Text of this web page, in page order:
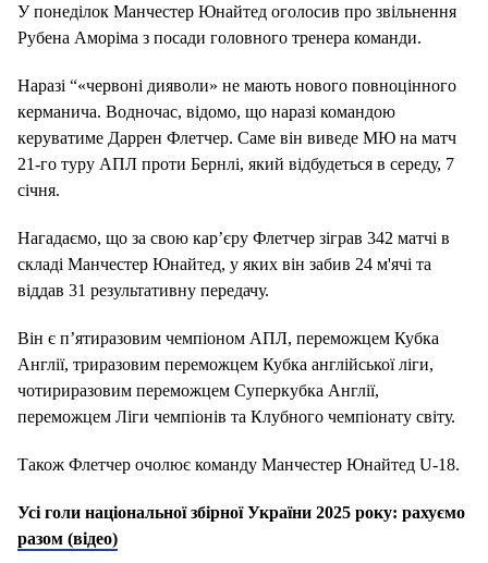
У понеділок Манчестер Юнайтед оголосив про звільнення
Рубена Аморіма з посади головного тренера команди.
Наразі “«червоні дияволи» не мають нового повноцінного
керманича. Водночас, відомо, що наразі командою
керуватиме Даррен Флетчер. Саме він виведе МЮ на матч
21-го туру АПЛ проти Бернлі, який відбудеться в середу, 7
січня.
Нагадаємо, що за свою кар’єру Флетчер зіграв 342 матчі в
складі Манчестер Юнайтед, у яких він забив 24 м'ячі та
віддав 31 результативну передачу.
Він є п’ятиразовим чемпіоном АПЛ, переможцем Кубка
Англії, триразовим переможцем Кубка англійської ліги,
чотириразовим переможцем Суперкубка Англії,
переможцем Ліги чемпіонів та Клубного чемпіонату світу.
Також Флетчер очолює команду Манчестер Юнайтед U-18.
Усі голи національної збірної України 2025 року: рахуємо
разом (відео)